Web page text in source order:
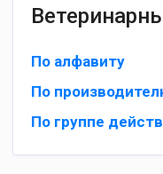
По алфавиту
По
По группе